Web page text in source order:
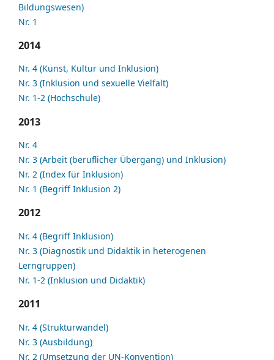
Bildungswesen)
Nr. 1
2014
Nr. 4 (Kunst, Kultur und Inklusion)
Nr. 3 (Inklusion und sexuelle Vielfalt)
Nr. 1-2 (Hochschule)
2013
Nr. 4
Nr. 3 (Arbeit (beruflicher Übergang) und Inklusion)
Nr. 2 (Index für Inklusion)
Nr. 1 (Begriff Inklusion 2)
2012
Nr. 4 (Begriff Inklusion)
Nr. 3 (Diagnostik und Didaktik in heterogenen
Lerngruppen)
Nr. 1-2 (Inklusion und Didaktik)
2011
Nr. 4 (Strukturwandel)
Nr. 3 (Ausbildung)
Nr. 2 (Umsetzung der UN-Konvention)